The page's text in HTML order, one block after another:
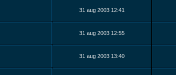
31 aug 2003 12:41
31 aug 2003 12:55
31 aug 2003 13:40